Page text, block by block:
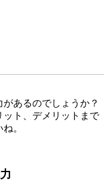
あるのでしょうか？
ット、デメリットまで
。